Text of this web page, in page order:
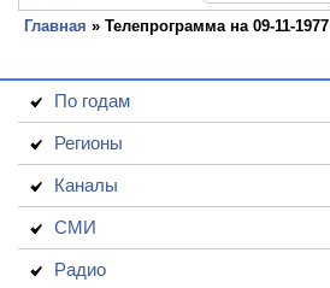
Главная » Телепрограмма на 09-11-1977
По годам
Регионы
Каналы
СМИ
Радио